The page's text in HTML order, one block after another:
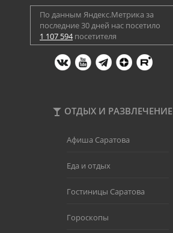
По данным Яндекс.Метрика за
последние 30 дней нас посетило
1 107 594посетителя
ОТДЫХ И РАЗВЛЕЧЕНИЕ
Афиша Саратова
Еда и отдых
Гостиницы Саратова
Гороскопы